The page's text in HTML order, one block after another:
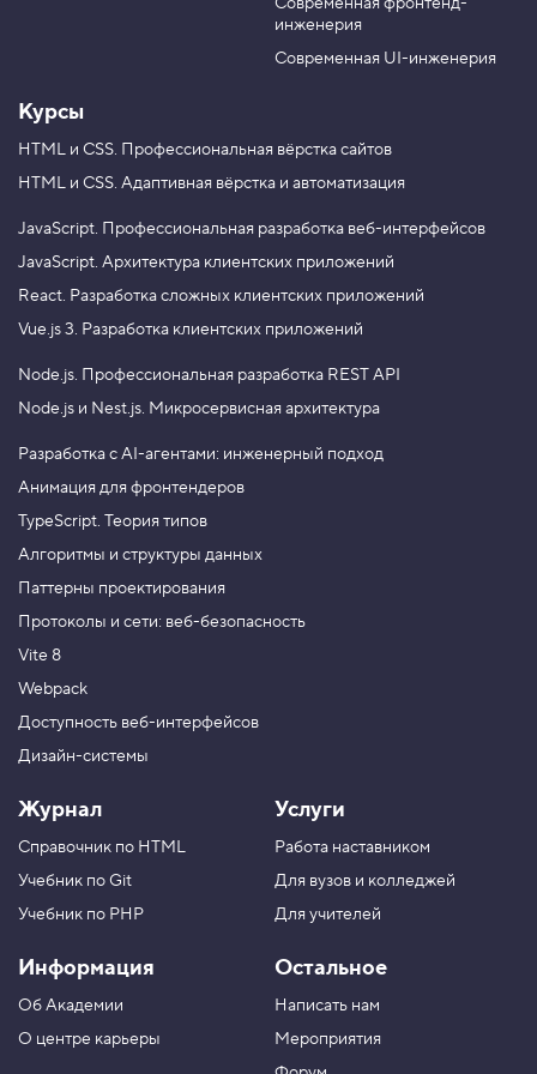
r
a
m
инженерия
Современная UI-инженерия
Курсы
HTML и CSS. Профессиональная вёрстка сайтов
HTML и CSS. Адаптивная вёрстка и автоматизация
JavaScript. Профессиональная разработка веб-интерфейсов
JavaScript. Архитектура клиентских приложений
React. Разработка сложных клиентских приложений
Vue.js 3. Разработка клиентских приложений
Node.js. Профессиональная разработка REST API
Node.js и Nest.js. Микросервисная архитектура
Разработка с AI-агентами: инженерный подход
Анимация для фронтендеров
TypeScript. Теория типов
Алгоритмы и структуры данных
Паттерны проектирования
Протоколы и сети: веб-безопасность
Vite 8
Webpack
Доступность веб-интерфейсов
Дизайн-системы
Журнал
Справочник по HTML
Учебник по Git
Учебник по PHP
Информация
Об Академии
О центре карьеры
Услуги
Работа наставником
Для вузов и колледжей
Для учителей
Остальное
Написать нам
Мероприятия